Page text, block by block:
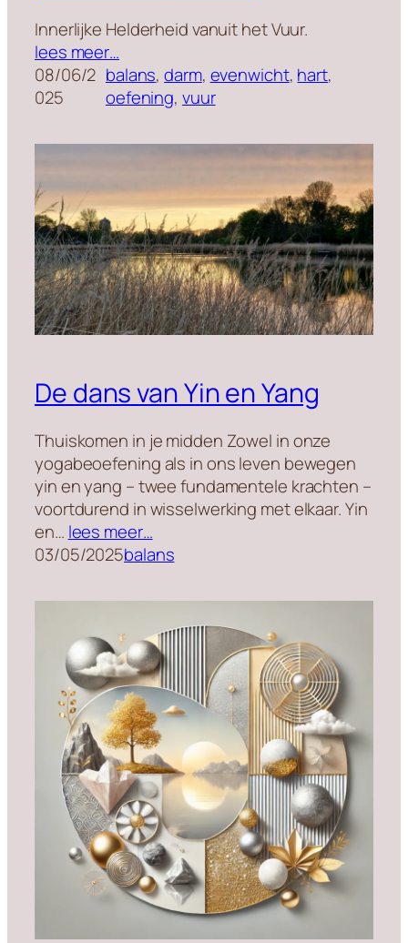
Innerlijke Helderheid vanuit het Vuur.
lees meer…
08/06/2
025
balans, darm, evenwicht, hart
oefening, vuur
De dans van Yin en Yang
Thuiskomen in je midden Zowel in onze
yogabeoefening als in ons leven bewegen
yin en yang – twee fundamentele krachten –
voortdurend in wisselwerking met elkaar. Yin
en… lees meer…
03/05/2025balans